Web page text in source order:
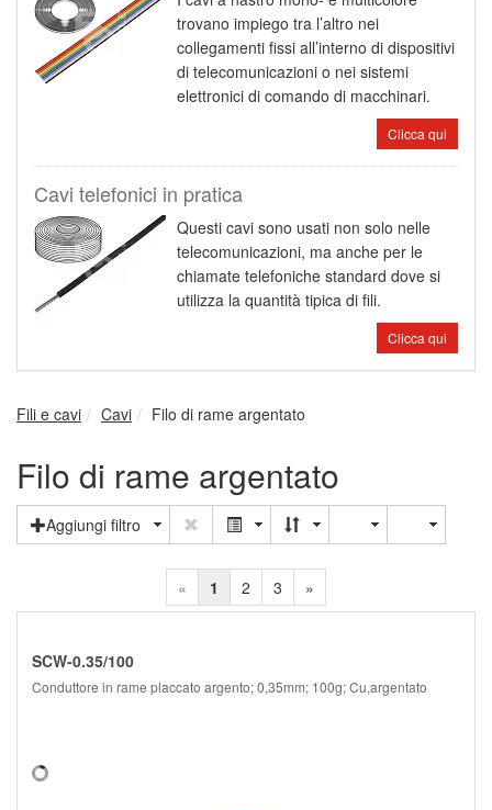
trovano impiego tra l’altro nei
collegamenti fissi all’interno di dispositivi
di telecomunicazioni o nei sistemi
elettronici di comando di macchinari.
Clicca qui
Cavi telefonici in pratica
Questi cavi sono usati non solo nelle
telecomunicazioni, ma anche per le
chiamate telefoniche standard dove si
utilizza la quantità tipica di fili.
Clicca qui
Fili e cavi Cavi Filo di rame argentato
Filo di rame argentato
Aggiungi filtro
« 1 2 3 »
SCW-0.35/100
Conduttore in rame placcato argento; 0,35mm; 100g; Cu,argentato